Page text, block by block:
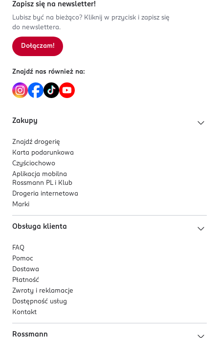
Zapisz się na newsletter!
Lubisz być na bieżąco? Kliknij w przycisk i zapisz się
do newslettera.
Dołączam!
Znajdź nas również na:
Zakupy
Znajdź drogerię
Karta podarunkowa
Czyściochowo
Aplikacja mobilna
Rossmann PL i Klub
Drogeria internetowa
Marki
Obsługa klienta
FAQ
Pomoc
Dostawa
Płatność
Zwroty i reklamacje
Dostępność usług
Kontakt
Rossmann